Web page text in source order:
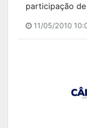
participação
11/05/2010